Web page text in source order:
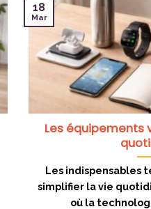
Les équipements
Les indispensables
simplifier la vie
où la
18
Mar